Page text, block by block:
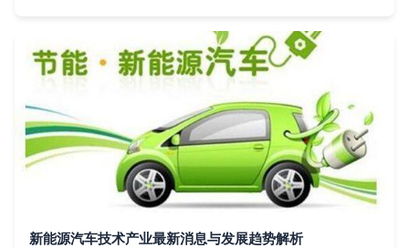
新能源汽车技术产业最新消息与发展趋势解析